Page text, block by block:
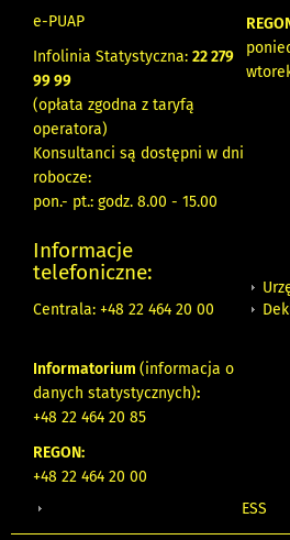
e-PUAP
Infolinia Statystyczna: 22 279
99 99
(opłata zgodna z taryfą
operatora)
Konsultanci są dostępni w dni
robocze:
pon.- pt.: godz. 8.00 - 15.00
Informacje
telefoniczne:
Centrala: +48 22 464 20 00
Informatorium (informacja o
danych statystycznych):
+48 22 464 20 85
REGON:
+48 22 464 20 00
ESS